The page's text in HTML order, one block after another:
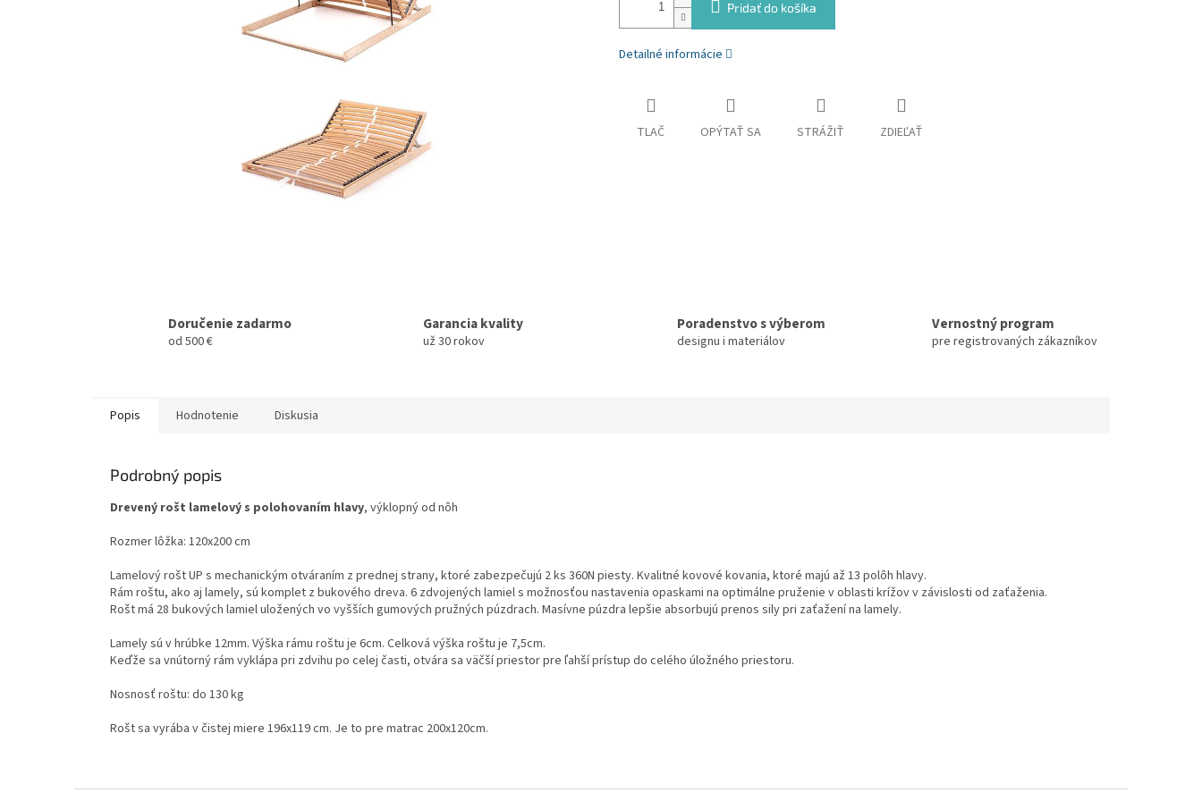
Pridať do košíka
Detailné informácie
TLAČ OPÝTAŤ SA STRÁŽIŤ ZDIEĽAŤ
Doručenie zadarmo
od 500 €
Garancia kvality
už 30 rokov
Poradenstvo s výberom
designu i materiálov
Vernostný program
pre registrovaných zákazníkov
Popis Hodnotenie Diskusia
Podrobný popis
Drevený rošt lamelový s polohovaním hlavy, výklopný od nôh
Rozmer lôžka: 120x200 cm
Lamelový rošt UP s mechanickým otváraním z prednej strany, ktoré zabezpečujú 2 ks 360N piesty. Kvalitné kovové kovania, ktoré majú až 13 polôh hlavy.
Rám roštu, ako aj lamely, sú komplet z bukového dreva. 6 zdvojených lamiel s možnosťou nastavenia opaskami na optimálne pruženie v oblasti krížov v závislosti od zaťaženia.
Rošt má 28 bukových lamiel uložených vo vyšších gumových pružných púzdrach. Masívne púzdra lepšie absorbujú prenos sily pri zaťažení na lamely.
Lamely sú v hrúbke 12mm. Výška rámu roštu je 6cm. Celková výška roštu je 7,5cm.
Keďže sa vnútorný rám vyklápa pri zdvihu po celej časti, otvára sa väčší priestor pre ľahší prístup do celého úložného priestoru.
Nosnosť roštu: do 130 kg
Rošt sa vyrába v čistej miere 196x119 cm. Je to pre matrac 200x120cm.